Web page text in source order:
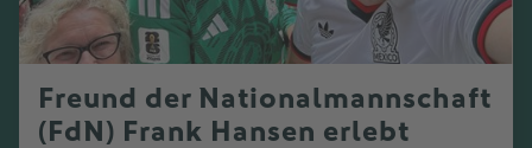
Freund der Nationalmannschaft
(FdN) Frank Hansen erlebt